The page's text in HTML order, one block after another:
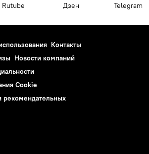
Rutube Дзен Telegram
Контакты
Новости компаний
Cookie
рекомендательных